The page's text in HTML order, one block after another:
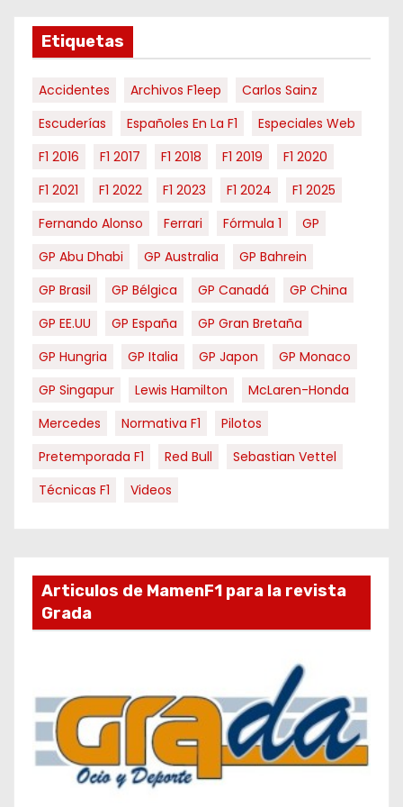
s
Etiquetas
Accidentes Archivos F1eep
Carlos Sainz
Escuderías
Españoles En La F1
Especiales Web
F1 2016
F1 2017 F1 2018 F1 2019
F1 2020
F1 2021
F1 2022 F1 2023 F1 2024
F1 2025
Fernando Alonso
Ferrari Fórmula 1
GP
GP Abu Dhabi
GP Australia
GP Bahrein
GP Brasil
GP Bélgica GP Canadá
GP China
GP EE.UU
GP España
GP Gran Bretaña
GP Hungria
GP Italia GP Japon
GP Monaco
GP Singapur
Lewis Hamilton
McLaren-Honda
Mercedes
Normativa F1
Pilotos
Pretemporada F1
Red Bull
Sebastian Vettel
Técnicas F1
Videos
Articulos de MamenF1 para la revista
Grada